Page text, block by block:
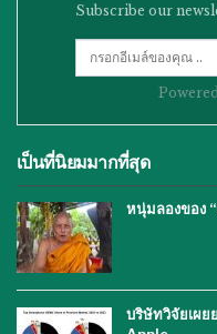
Subscribe our
เป็นที่นิยมมากที่สุด
หนุ่มลองของ
บริษัทวิจัยเผ